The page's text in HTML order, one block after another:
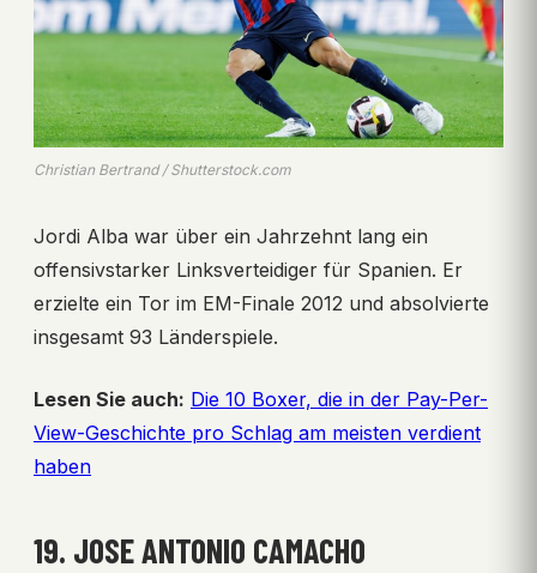
Christian Bertrand / Shutterstock.com
Jordi Alba war über ein Jahrzehnt lang ein
offensivstarker Linksverteidiger für Spanien. Er
erzielte ein Tor im EM-Finale 2012 und absolvierte
insgesamt 93 Länderspiele.
Lesen Sie auch: Die 10 Boxer, die in der Pay-Per-
View-Geschichte pro Schlag am meisten verdient
haben
19. JOSE ANTONIO CAMACHO